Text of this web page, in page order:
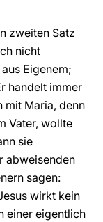
zweiten Satz
nicht
Eigenem;
handelt immer
mit Maria, denn
Vater, wollte
sie
abweisenden
sagen:
wirkt kein
einer eigentlich